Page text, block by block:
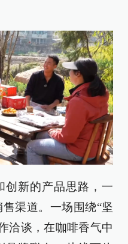
创新的产品思路，一
渠道。一场围绕“坚
洽谈，在咖啡香气中